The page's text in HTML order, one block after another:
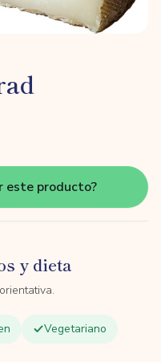
este producto?
y dieta
Vegetariano